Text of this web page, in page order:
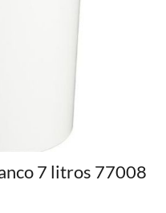
7 litros 77008